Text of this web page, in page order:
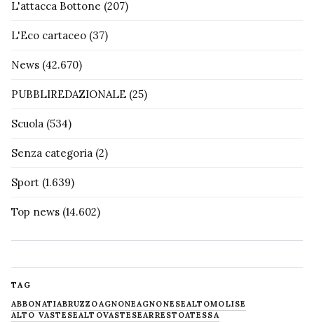
L'attacca Bottone (207)
L'Eco cartaceo (37)
News (42.670)
PUBBLIREDAZIONALE (25)
Scuola (534)
Senza categoria (2)
Sport (1.639)
Top news (14.602)
TAG
ABBONATIABRUZZOAGNONEAGNONESEALTOMOLISE
ALTO VASTESEALTOVASTESEARRESTOATESSA